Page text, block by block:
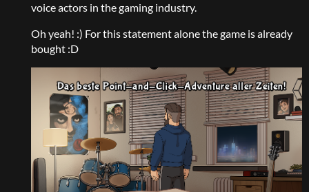
voice actors in the gaming industry.
Oh yeah! :) For this statement alone the game is already
bought :D